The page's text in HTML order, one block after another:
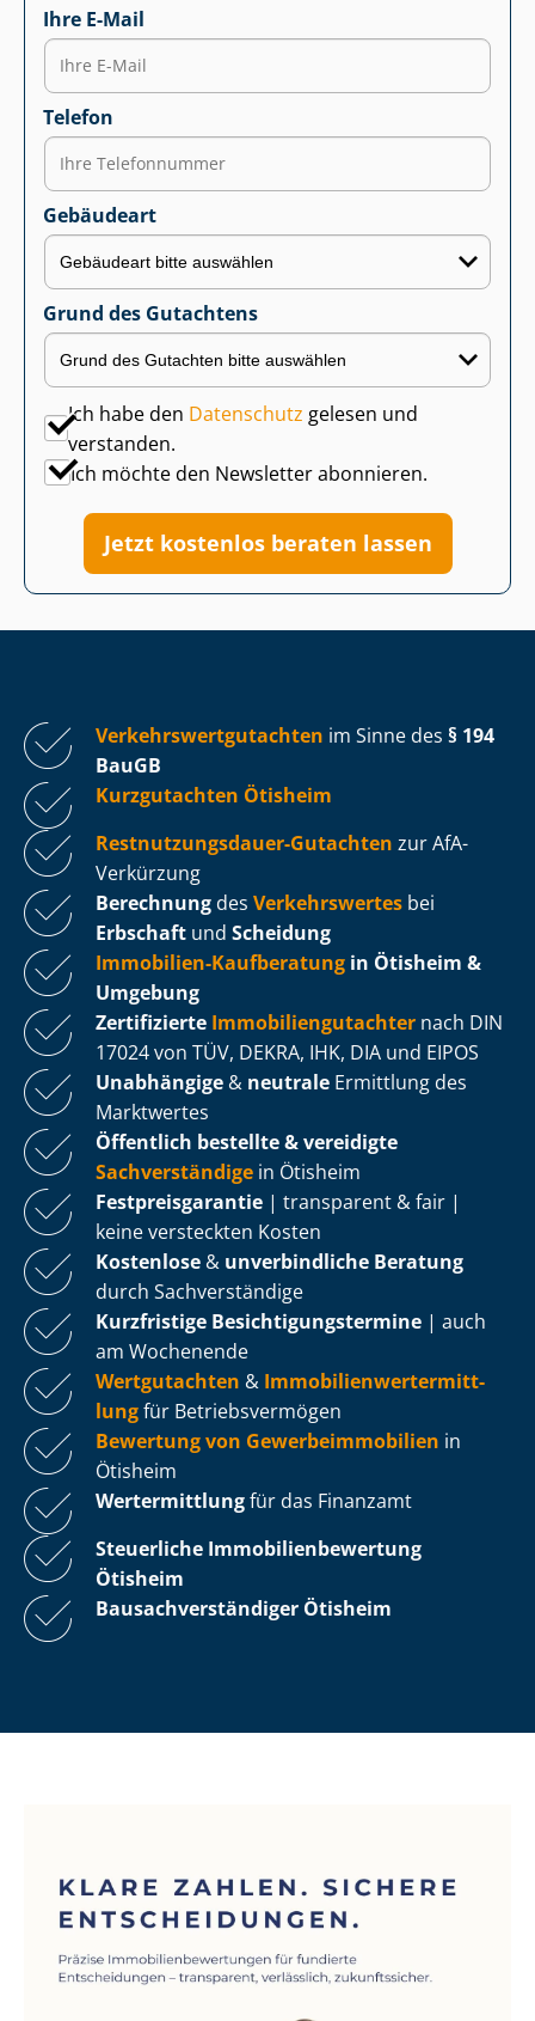
Ihre E-Mail
Telefon
Gebäudeart
Grund des Gutachtens
Ich habe den Datenschutz gelesen und
verstanden.
Ich möchte den Newsletter abonnieren.
Jetzt kostenlos beraten lassen
Ver­kehrs­wert­gut­ach­ten im Sinne des § 194
BauGB
Kurzgutachten Ötisheim
Rest­nut­zungs­dau­er-Gutachten zur AfA-
Verkürzung
Berechnung des Verkehrswertes bei
Erbschaft und Scheidung
Immobilien-Kaufberatung in Ötisheim &
Umgebung
Zertifizierte Im­mo­bi­li­en­gut­ach­ter nach DIN
17024 von TÜV, DEKRA, IHK, DIA und EIPOS
Unabhängige & neutrale Ermittlung des
Marktwertes
Öffentlich bestellte & vereidigte
Sachverständige in Ötisheim
Fest­preis­ga­ran­tie | transparent & fair |
keine versteckten Kosten
Kostenlose & unverbindliche Beratung
durch Sachverständige
Kurzfristige Be­sich­ti­gungs­ter­mi­ne | auch
am Wochenende
Wertgutachten & Im­mo­bi­li­en­wert­ermitt­
lungfür Be­triebs­ver­mö­gen
Bewertung von Ge­wer­be­im­mo­bi­li­en in
Ötisheim
Wertermittlungfür das Finanzamt
Steuerliche Im­mo­bi­li­en­be­wer­tung
Ötisheim
Bau­sach­ver­stän­di­ger Ötisheim